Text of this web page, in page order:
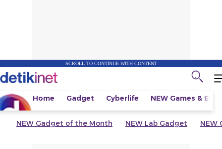
SCROLL TO CONTINUE WITH CONTENT
Home Gadget Cyberlife NEW Games &
NEW Gadget of the Month NEW Lab Gadget NEW